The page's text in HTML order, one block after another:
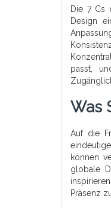
Die 7 Cs
Design
passt,
Was
Auf die
können
globale
Präsenz